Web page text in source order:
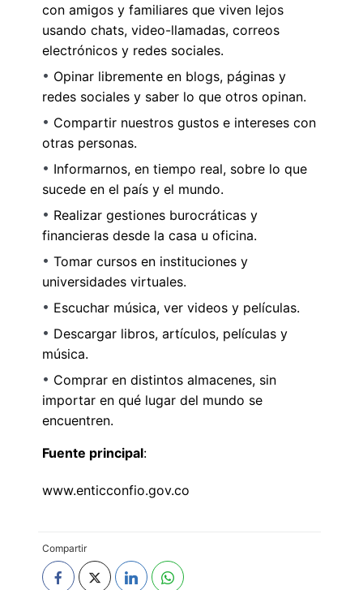
con amigos y familiares que viven lejos
usando chats, video-llamadas, correos
electrónicos y redes sociales.
Opinar libremente en blogs, páginas y
redes sociales y saber lo que otros opinan.
Compartir nuestros gustos e intereses con
otras personas.
Informarnos, en tiempo real, sobre lo que
sucede en el país y el mundo.
Realizar gestiones burocráticas y
financieras desde la casa u oficina.
Tomar cursos en instituciones y
universidades virtuales.
Escuchar música, ver videos y películas.
Descargar libros, artículos, películas y
música.
Comprar en distintos almacenes, sin
importar en qué lugar del mundo se
encuentren.
Fuente principal:
www.enticconfio.gov.co
Compartir